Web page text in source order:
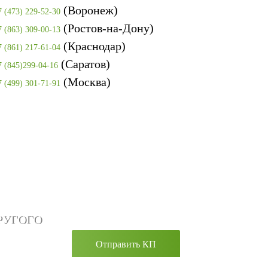
(473) 229-52-30(Воронеж)
(863) 309-00-13(Ростов-на-Дону)
(861) 217-61-04(Краснодар)
(845)299-04-16(Саратов)
(499) 301-71-91 (Москва)
Отправить КП